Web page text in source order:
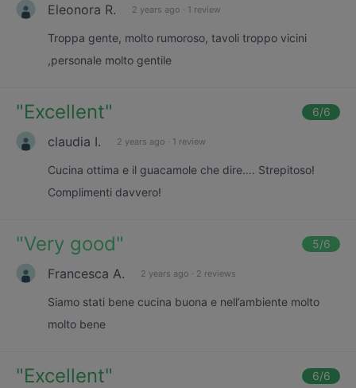
Eleonora R. 2 years ago · 1 review
Troppa gente, molto rumoroso, tavoli troppo vicini
,personale molto gentile
"Excellent" 6/6
claudia I. 2 years ago · 1 review
Cucina ottima e il guacamole che dire…. Strepitoso!
Complimenti davvero!
"Very good" 5/6
Francesca A. 2 years ago · 2 reviews
Siamo stati bene cucina buona e nell’ambiente molto
molto bene
"Excellent" 6/6